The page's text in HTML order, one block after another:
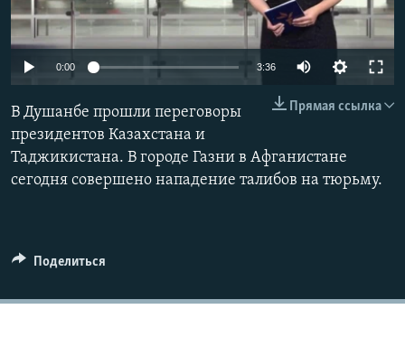
0:00 3:36
Прямая ссылка
В Душанбе прошли переговоры
президентов Казахстана и
Таджикистана. В городе Газни в Афганистане
сегодня совершено нападение талибов на тюрьму.
Поделиться